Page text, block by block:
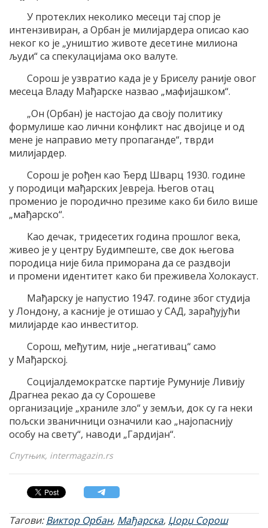
У протеклих неколико месеци тај спор је
интензивиран, а Орбан је милијардера описао као
неког ко је „уништио животе десетине милиона
људи“ са спекулацијама око валуте.
Сорош је узвратио када је у Бриселу раније овог
месеца Владу Мађарске назвао „мафијашком“.
„Он (Орбан) је настојао да своју политику
формулише као лични конфликт нас двојице и од
мене је направио мету пропаганде“, тврди
милијардер.
Сорош је рођен као Ђерд Шварц 1930. године
у породици мађарских Јевреја. Његов отац
променио је породично презиме како би било више
„мађарско“.
Као дечак, тридесетих година прошлог века,
живео је у центру Будимпеште, све док његова
породица није била приморана да се раздвоји
и промени идентитет како би преживела Холокауст.
Мађарску је напустио 1947. године због студија
у Лондону, а касније је отишао у САД, зарађујући
милијарде као инвеститор.
Сорош, међутим, није „негативац“ само
у Мађарској.
Социјалдемократске партије Румуније Ливију
Драгнеа рекао да су Сорошеве
организације „храниле зло“ у земљи, док су га неки
пољски званичници означили као „најопаснију
особу на свету“, наводи „Гардијан“.
Спутњик, intermagazin.rs
Тагови:Виктор Орбан, Мађарска, Џорџ Сорош